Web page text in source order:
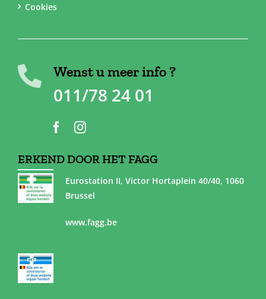
Cookies
Wenst u meer info ?
011/78 24 01
ERKEND DOOR HET FAGG
Eurostation II, Victor Hortaplein 40/40, 1060
Brussel
www.fagg.be